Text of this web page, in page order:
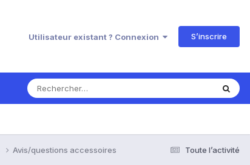
Utilisateur existant ? Connexion S’inscrire
Toute l’activité
Avis/questions accessoires